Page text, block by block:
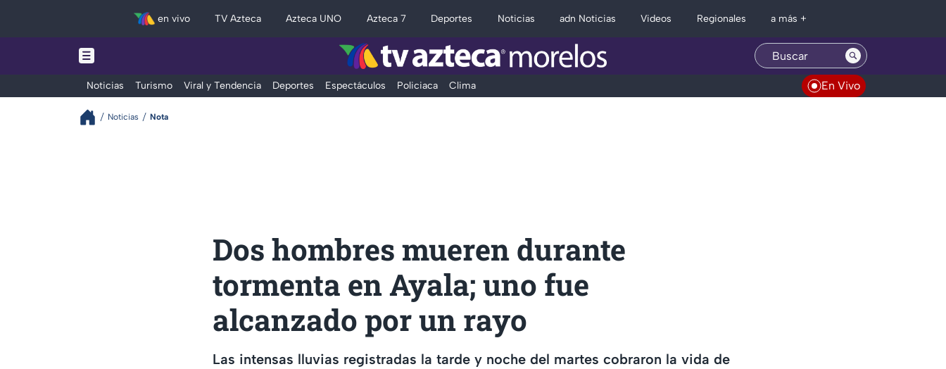
en vivo TV Azteca Azteca UNO Azteca 7 Deportes Noticias adn Noticias Videos Regionales a más +
Noticias Turismo Viral y Tendencia Deportes Espectáculos Policiaca Clima En Vivo
Noticias Nota
Dos hombres mueren durante
tormenta en Ayala; uno fue
alcanzado por un rayo
Las intensas lluvias registradas la tarde y noche del martes cobraron la vida de